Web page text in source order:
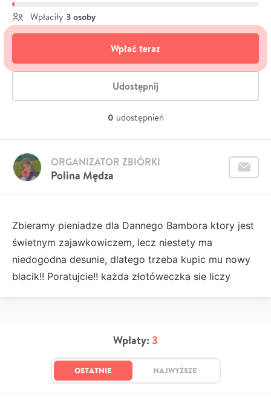
Wpłaciły 3 osoby
Wpłać teraz
Udostępnij
0 udostępnień
Polina Mędza
ORGANIZATOR ZBIÓRKI
Zbieramy pieniadze dla Dannego Bambora ktory jest
świetnym zajawkowiczem, lecz niestety ma
niedogodna desunie, dlatego trzeba kupic mu nowy
blacik!! Poratujcie!! każda złotóweczka sie liczy
Wpłaty: 3
OSTATNIE NAJWYŻSZE